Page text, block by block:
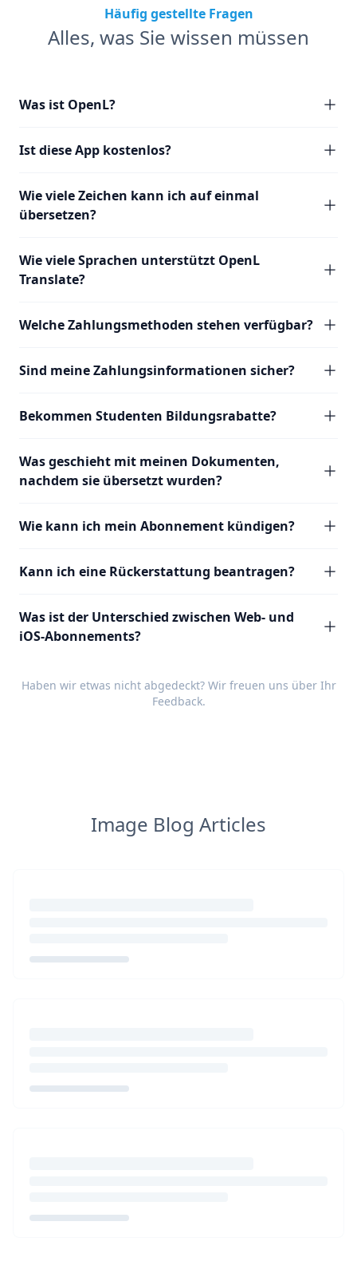
Häufig gestellte Fragen
Alles, was Sie wissen müssen
Was ist OpenL?
Ist diese App kostenlos?
Wie viele Zeichen kann ich auf einmal
übersetzen?
Wie viele Sprachen unterstützt OpenL
Translate?
Welche Zahlungsmethoden stehen verfügbar?
Sind meine Zahlungsinformationen sicher?
Bekommen Studenten Bildungsrabatte?
Was geschieht mit meinen Dokumenten,
nachdem sie übersetzt wurden?
Wie kann ich mein Abonnement kündigen?
Kann ich eine Rückerstattung beantragen?
Was ist der Unterschied zwischen Web- und
iOS-Abonnements?
Haben wir etwas nicht abgedeckt? Wir freuen uns über Ihr
Feedback.
Image Blog Articles